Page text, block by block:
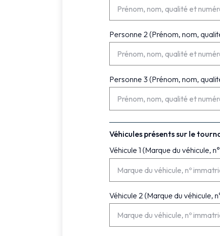
Personne 2 (Prénom, nom,
Personne 3 (Prénom, nom,
Véhicules présents sur le
Véhicule 1 (Marque du véhicule,
Véhicule 2 (Marque du véhicule,